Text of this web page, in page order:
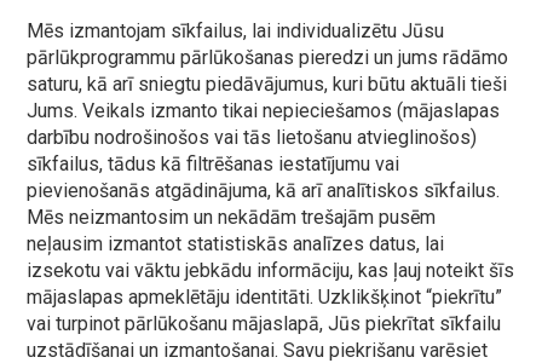
Mēs izmantojam sīkfailus, lai individualizētu Jūsu
pārlūkprogrammu pārlūkošanas pieredzi un jums rādāmo
saturu, kā arī sniegtu piedāvājumus, kuri būtu aktuāli tieši
Jums. Veikals izmanto tikai nepieciešamos (mājaslapas
darbību nodrošinošos vai tās lietošanu atvieglinošos)
sīkfailus, tādus kā filtrēšanas iestatījumu vai
pievienošanās atgādinājuma, kā arī analītiskos sīkfailus.
Mēs neizmantosim un nekādām trešajām pusēm
neļausim izmantot statistiskās analīzes datus, lai
izsekotu vai vāktu jebkādu informāciju, kas ļauj noteikt šīs
mājaslapas apmeklētāju identitāti. Uzklikšķinot “piekrītu”
vai turpinot pārlūkošanu mājaslapā, Jūs piekrītat sīkfailu
uzstādīšanai un izmantošanai. Savu piekrišanu varēsiet